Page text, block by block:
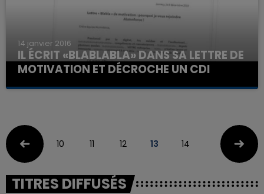
14 janvier 2016
IL ÉCRIT «BLABLABLA» DANS SA LETTRE DE
MOTIVATION ET DÉCROCHE UN CDI
10 11 12 13 14
TITRES DIFFUSÉS